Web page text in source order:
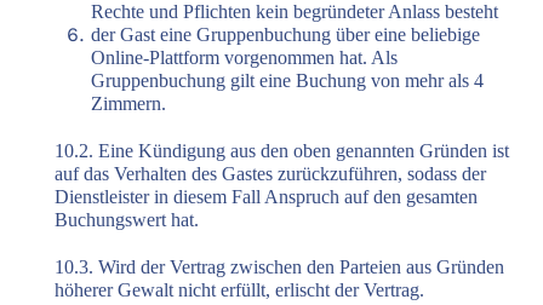
Rechte und Pflichten kein begründeter Anlass besteht
der Gast eine Gruppenbuchung über eine beliebige
Online-Plattform vorgenommen hat. Als
Gruppenbuchung gilt eine Buchung von mehr als 4
Zimmern.
10.2. Eine Kündigung aus den oben genannten Gründen ist
auf das Verhalten des Gastes zurückzuführen, sodass der
Dienstleister in diesem Fall Anspruch auf den gesamten
Buchungswert hat.
10.3. Wird der Vertrag zwischen den Parteien aus Gründen
höherer Gewalt nicht erfüllt, erlischt der Vertrag.